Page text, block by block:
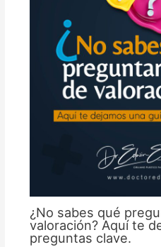
¿No sabes qué
valoración? Aquí te
preguntas clave.